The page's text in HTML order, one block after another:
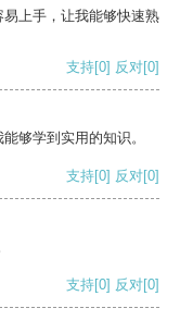
上手，让我能够快速熟
支持[0] 反对[0]
够学到实用的知识。
支持[0] 反对[0]
支持[0] 反对[0]